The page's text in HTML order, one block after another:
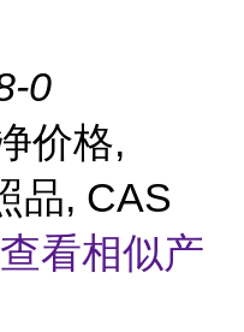
0
价格,
品, CAS
查看相似产